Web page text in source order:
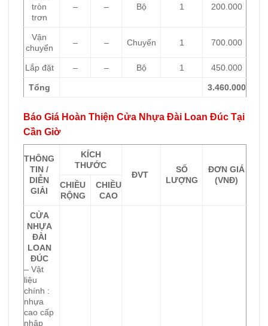
tròn
trơn
– – Bộ 1 200.000
Vận
chuyển
– – Chuyến 1 700.000
Lắp đặt – – Bộ 1 450.000
Tổng 3.460.000
Báo Giá Hoàn Thiện Cửa Nhựa Đài Loan Đúc Tại
Cần Giờ
THÔNG
TIN /
DIỄN
GIẢI
KÍCH
THƯỚC
ĐVT
SỐ
LƯỢNG
ĐƠN GIÁ
(VNĐ)
CHIỀU
RỘNG
CHIỀU
CAO
CỬA
NHỰA
ĐÀI
LOAN
ĐÚC
– Vật
liệu
chính :
nhựa
cao cấp
nhập